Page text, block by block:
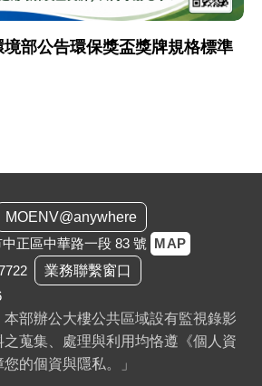
部公告環保獎盃獎牌規格標準
MOENV@anywhere
正區中華路一段 83 號 MAP
業務聯繫窗口
本部辦公大樓公共區域設有監視錄影
蒐集、處理與利用均恪遵《個人資
的個資與隱私。」